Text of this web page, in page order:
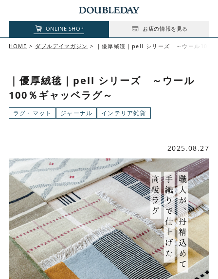
ONLINE SHOP お店の情報を見る
HOME ダブルデイマガジン ｜優厚絨毯｜pell シリーズ ～ウール100％
｜優厚絨毯｜pell シリーズ ～ウール
100％ギャッベラグ～
ラグ・マット ジャーナル インテリア雑貨
2025.08.27